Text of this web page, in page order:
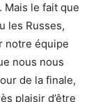
le fait que
les Russes,
notre équipe
nous nous
de la finale,
plaisir d’être